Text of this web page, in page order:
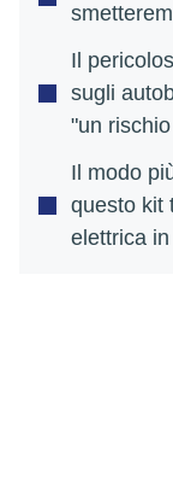
Il
sugli
"un
Il modo
questo kit
elettrica